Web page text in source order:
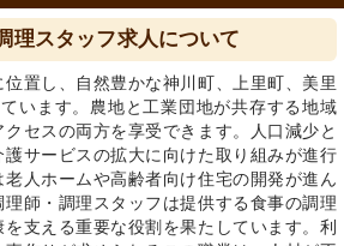
理スタッフ求人について
置し、自然豊かな神川町、上里町、美里
います。農地と工業団地が共存する地域
セスの両方を享受できます。人口減少と
サービスの拡大に向けた取り組みが進行
人ホームや高齢者向け住宅の開発が進ん
師・調理スタッフは提供する食事の調理
支える重要な役割を果たしています。利